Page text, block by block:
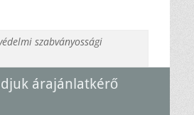
szabványossági
árajánlatkérő